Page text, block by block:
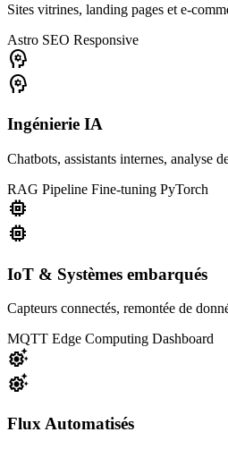
Sites vitrines, landing pages et e-
Astro SEO Responsive
psychology
psychology
Ingénierie IA
Chatbots, assistants internes, analyse
RAG Pipeline Fine-tuning PyTorch
memory
memory
IoT & Systèmes embarqués
Capteurs connectés, remontée de
MQTT Edge Computing Dashboard
settings_suggest
settings_suggest
Flux Automatisés